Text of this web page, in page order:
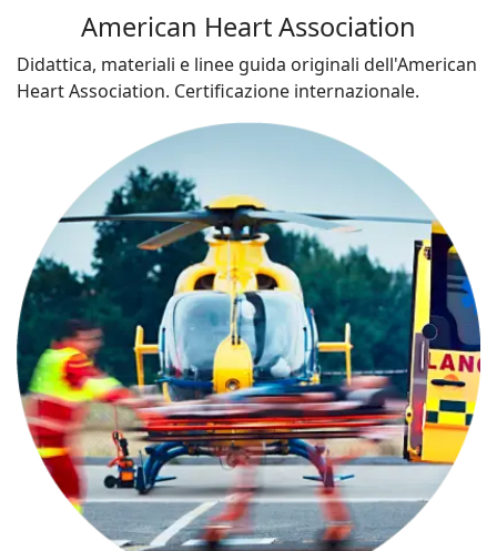
American Heart Association
Didattica, materiali e linee guida originali dell'American
Heart Association. Certificazione internazionale.